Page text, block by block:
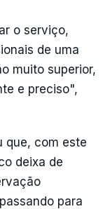
o serviço,
de uma
muito superior,
e preciso",
que, com este
deixa de
para